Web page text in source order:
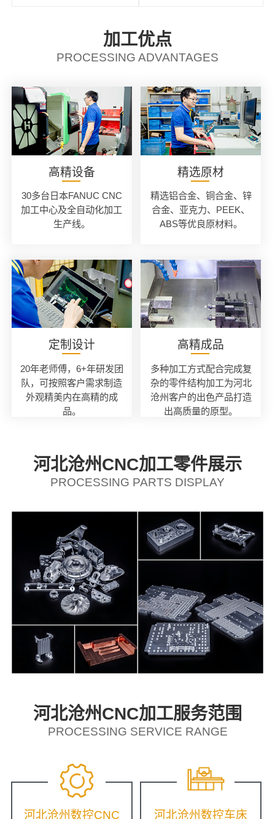
加工优点
PROCESSING ADVANTAGES
高精设备
30多台日本FANUC CNC
加工中心及全自动化加工
生产线。
精选原材
精选铝合金、铜合金、锌
合金、亚克力、PEEK、
ABS等优良原材料。
定制设计
20年老师傅，6+年研发团
队，可按照客户需求制造
外观精美内在高精的成
品。
高精成品
多种加工方式配合完成复
杂的零件结构加工为河北
沧州客户的出色产品打造
出高质量的原型。
河北沧州CNC加工零件展示
PROCESSING PARTS DISPLAY
河北沧州CNC加工服务范围
PROCESSING SERVICE RANGE
河北沧州数控CNC 河北沧州数控车床